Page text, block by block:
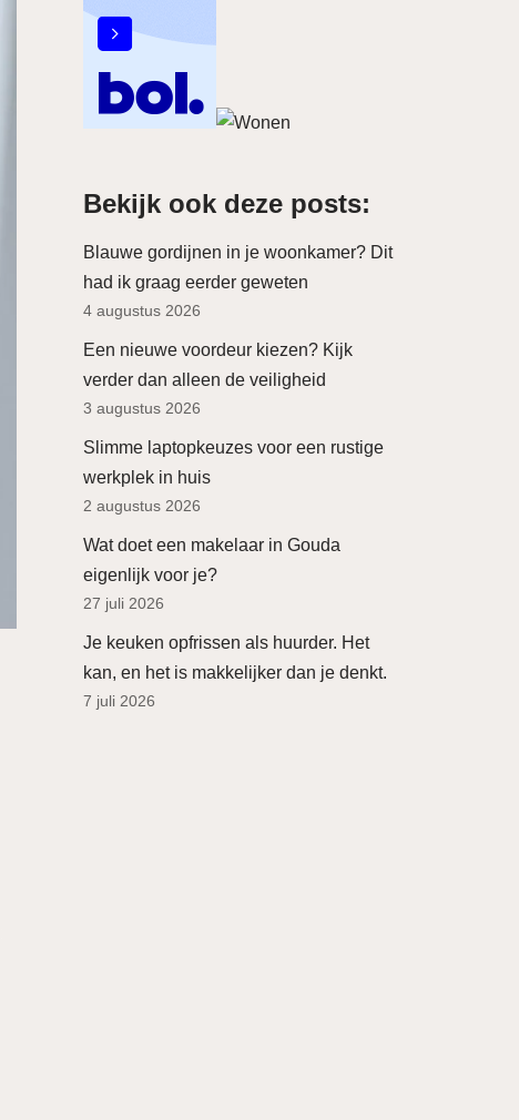
Bekijk ook deze posts:
Blauwe gordijnen in je woonkamer? Dit
had ik graag eerder geweten
4 augustus 2026
Een nieuwe voordeur kiezen? Kijk
verder dan alleen de veiligheid
3 augustus 2026
Slimme laptopkeuzes voor een rustige
werkplek in huis
2 augustus 2026
Wat doet een makelaar in Gouda
eigenlijk voor je?
27 juli 2026
Je keuken opfrissen als huurder. Het
kan, en het is makkelijker dan je denkt.
7 juli 2026